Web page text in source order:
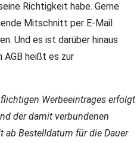
Richtigkeit habe. Gerne
Mitschnitt per E-Mail
Und es ist darüber hinaus
AGB heißt es zur
Werbeeintrages erfolgt
der damit verbundenen
ab Bestelldatum für die Dauer